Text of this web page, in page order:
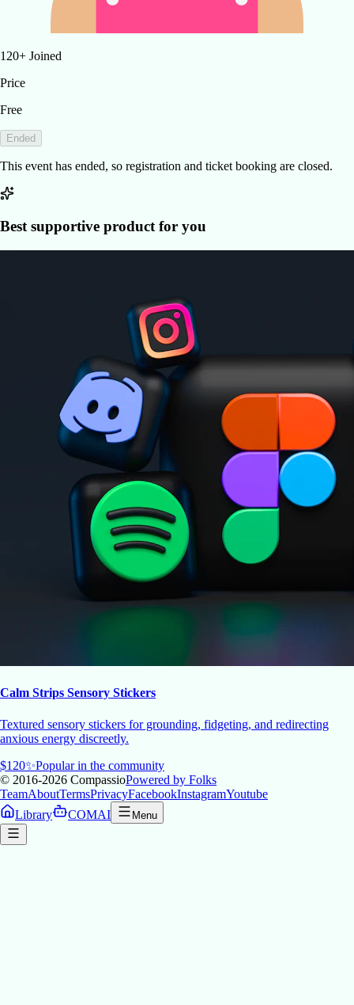
120+ Joined
Price
Free
Ended
This event has ended, so registration and ticket booking are closed.
Best supportive product for you
Calm Strips Sensory Stickers
Textured sensory stickers for grounding, fidgeting, and redirecting
anxious energy discreetly.
$120✨Popular in the community
© 2016-2026 CompassioPowered by Folks
TeamAboutTermsPrivacyFacebookInstagramYoutube
Library
COMAI Menu